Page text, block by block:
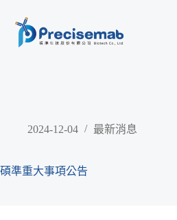
2024-12-04 最新消息
碩準重大事項公告